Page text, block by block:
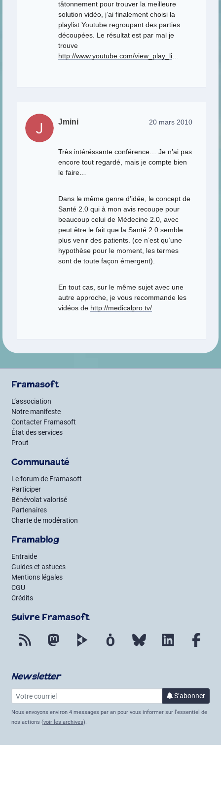
tâtonnement pour trouver la meilleure
solution vidéo, j’ai finalement choisi la
playlist Youtube regroupant des parties
découpées. Le résultat est par mal je
trouve
http://www.youtube.com/view_play_li…
Jmini 20 mars 2010
Très intéréssante conférence… Je n’ai pas
encore tout regardé, mais je compte bien
le faire…
Dans le même genre d’idée, le concept de
Santé 2.0 qui à mon avis recoupe pour
beaucoup celui de Médecine 2.0, avec
peut être le fait que la Santé 2.0 semble
plus venir des patients. (ce n’est qu’une
hypothèse pour le moment, les termes
sont de toute façon émergent).
En tout cas, sur le même sujet avec une
autre approche, je vous recommande les
vidéos de http://medicalpro.tv/
Framasoft
L’association
Notre manifeste
Contacter Framasoft
État des services
Prout
Communauté
Le forum de Framasoft
Participer
Bénévolat valorisé
Partenaires
Charte de modération
Framablog
Entraide
Guides et astuces
Mentions légales
CGU
Crédits
Suivre Framasoft
Flux RSS Mastodon PeerTube Mobilizon Bluesky LinkedIn
Newsletter
Votre courriel S’abonnerà la
Nous envoyons environ 4 messages par an pour vous informer sur l’essentiel de
nos actions (voir les archives).